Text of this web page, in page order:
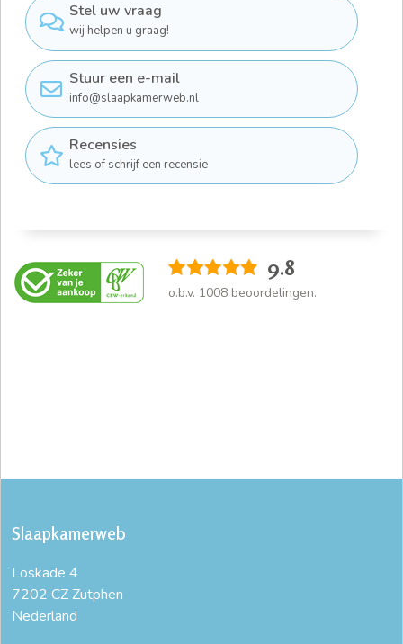
Stel uw vraag
wij helpen u graag!
Stuur een e-mail
info@slaapkamerweb.nl
Recensies
lees of schrijf een recensie
9.8
o.b.v. 1008 beoordelingen.
Slaapkamerweb
Loskade 4
7202 CZ Zutphen
Nederland